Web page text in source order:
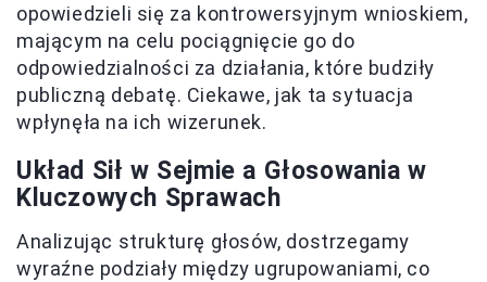
opowiedzieli się za kontrowersyjnym wnioskiem,
mającym na celu pociągnięcie go do
odpowiedzialności za działania, które budziły
publiczną debatę. Ciekawe, jak ta sytuacja
wpłynęła na ich wizerunek.
Układ Sił w Sejmie a Głosowania w
Kluczowych Sprawach
Analizując strukturę głosów, dostrzegamy
wyraźne podziały między ugrupowaniami, co